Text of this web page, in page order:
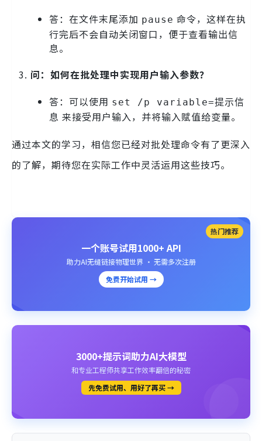
答：在文件末尾添加 pause 命令，这样在执
行完后不会自动关闭窗口，便于查看输出信
息。
问：如何在批处理中实现用户输入参数？
答：可以使用 set /p variable=提示信
息 来接受用户输入，并将输入赋值给变量。
通过本文的学习，相信您已经对批处理命令有了更深入
的了解，期待您在实际工作中灵活运用这些技巧。
热门推荐
一个账号试用1000+ API
助力AI无缝链接物理世界 · 无需多次注册
免费开始试用 →
3000+提示词助力AI大模型
和专业工程师共享工作效率翻倍的秘密
先免费试用、用好了再买 →